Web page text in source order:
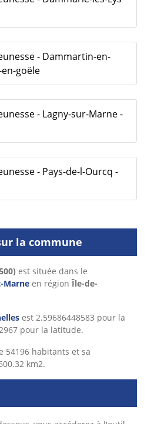
- Dammartin-en-
goële
- Lagny-sur-Marne -
- Pays-de-l-Ourcq -
la commune
est située dans le
Marne en régionÎle-de-
est 2.59686448583 pour la
pour la latitude.
54196 habitants et sa
km2.